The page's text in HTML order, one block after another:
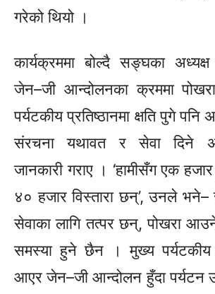
गरेको थियो ।
कार्यक्रममा बोल्दै सङ्घका
जेन–जीआन्दोलनका क्रममा
पर्यटकीय प्रतिष्ठानमा क्षति पुगे
संरचना यथावत र सेवा दिने
जानकारी गराए । ‘हामीसँग एक
४० हजारविस्ताराछन्’, उनले भने–
सेवाका लागि तत्पर छन्, पोखरा
समस्या हुने छैन । मुख्य पर्यटकीय
आएरजेन–जीआन्दोलन हुँदा पर्यटन